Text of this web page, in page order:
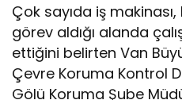
Çok sayıda iş
görev aldığı alanda
ettiğini belirten Van
Çevre Koruma Kontrol
Gölü Koruma Şube